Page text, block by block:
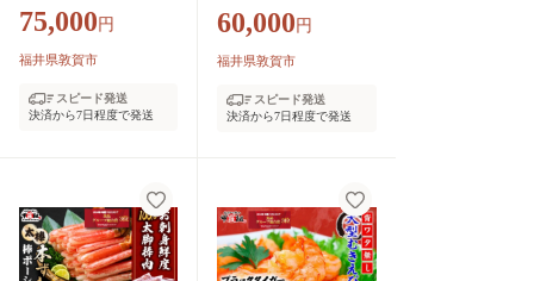
ー（大型むきえび）
約1kg (解凍時800g前
セット【甲羅組 敦賀
短 便利 ランキング
感謝祭】 [024-a044_
A20]
75,000 円
福井県敦賀市
スピード発送
決済から7日程度で発送
ー（大型むきえび）
約1kg (解凍時800g前
セット【甲羅組 敦賀
便利 ランキング 感謝
祭】[024-a043_A20]
60,000 円
福井県敦賀市
スピード発送
決済から7日程度で発送